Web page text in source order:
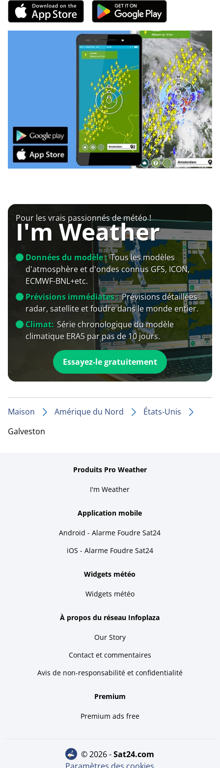
Pour les vrais passionnés de météo !
I'm Weather
Données du modèle : Tous les modèles
d'atmosphère et d'ondes connus GFS, ICON,
ECMWF-BNL+etc.
Prévisions immédiates : Prévisions détaillées
radar, satellite et foudre dans le monde entier.
Climat: Série chronologique du modèle
climatique ERA5 par pas de 10 jours.
Essayez-le gratuitement
Maison Amérique du Nord
États-Unis
Galveston
Produits Pro Weather
I'm Weather
Application mobile
Android - Alarme Foudre Sat24
iOS - Alarme Foudre Sat24
Widgets météo
Widgets météo
À propos du réseau Infoplaza
Our Story
Contact et commentaires
Avis de non-responsabilité et confidentialité
Premium
Premium ads free
© 2026 - sat24.com